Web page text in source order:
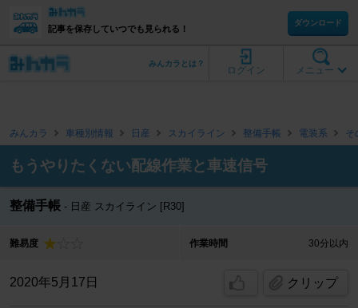
記事を保存していつでも見られる！
ダウンロード
メニュー
ログイン
みんカラとは？
みんカラ 車種別情報 日産 スカイライン 整備手帳 電装系 そ
もうやりたくない配線作業と車速信号
整備手帳 日産 スカイライン [R30]
難易度 作業時間 30分以内
2020年5月17日 クリップ